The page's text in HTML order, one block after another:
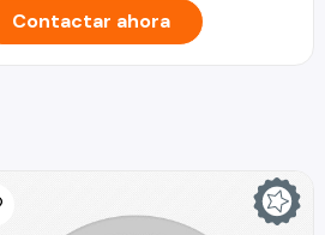
Contactar ahora